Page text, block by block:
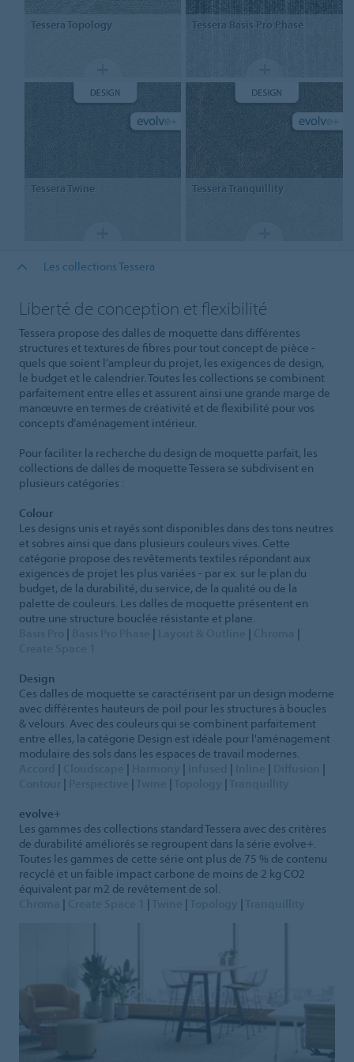
TesseraTopology Tessera Basis Pro Phase
TesseraTwine TesseraTranquillity
Les collections Tessera
Liberté de conception et flexibilité
Tessera propose des dalles de moquette dans différentes
structures et textures de fibres pour tout concept de pièce -
quels que soient l’ampleur du projet, les exigences de design,
le budget et le calendrier. Toutes les collections se combinent
parfaitement entre elles et assurent ainsi une grande marge de
manœuvre en termes de créativité et de flexibilité pour vos
concepts d’aménagement intérieur.
Pour faciliter la recherche du design de moquette parfait, les
collections de dalles de moquette Tessera se subdivisent en
plusieurs catégories :
Colour
Les designs unis et rayés sont disponibles dans des tons neutres
et sobres ainsi que dans plusieurs couleurs vives. Cette
catégorie propose des revêtements textiles répondant aux
exigences de projet les plus variées - par ex. sur le plan du
budget, de la durabilité, du service, de la qualité ou de la
palette de couleurs. Les dalles de moquette présentent en
outre une structure bouclée résistante et plane.
| | |
|
Design
Ces dalles de moquette se caractérisent par un design moderne
avec différentes hauteurs de poil pour les structures à boucles
& velours. Avec des couleurs qui se combinent parfaitement
entre elles, la catégorie Design est idéale pour l'aménagement
modulaire des sols dans les espaces de travail modernes.
| | | | |
|
| | | |
evolve+
Les gammes des collections standard Tessera avec des critères
de durabilité améliorés se regroupent dans la série evolve+.
Toutes les gammes de cette série ont plus de 75 % de contenu
recyclé et un faible impact carbone de moins de 2 kg CO2
équivalent par m2 de revêtement de sol.
| | | |